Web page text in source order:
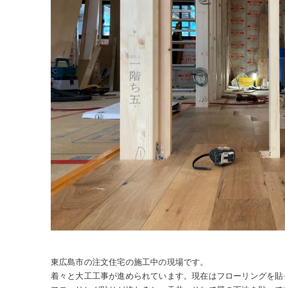
東広島市の注文住宅の施工中の現場です。
着々と大工工事が進められています。現在はフローリングを貼